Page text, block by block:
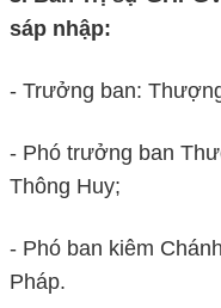
sáp nhập:
- Trưởng ban:
- Phó trưởng ban
Thông Huy;
- Phó ban kiêm
Pháp.